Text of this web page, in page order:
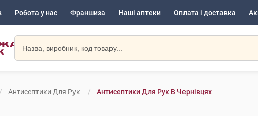
Робота у нас Франшиза Наші аптеки Оплата і доставка
Антисептики Для Рук Антисептики Для Рук В Чернівцях